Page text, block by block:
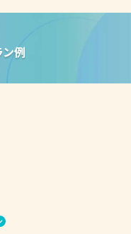
細
例